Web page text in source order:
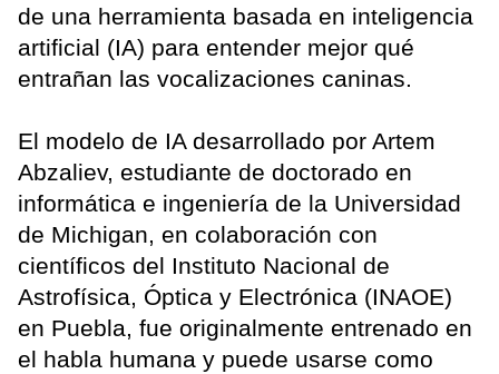
de una herramienta basada en inteligencia
artificial (IA) para entender mejor qué
entrañan las vocalizaciones caninas.
El modelo de IA desarrollado por Artem
Abzaliev, estudiante de doctorado en
informática e ingeniería de la Universidad
de Michigan, en colaboración con
científicos del Instituto Nacional de
Astrofísica, Óptica y Electrónica (INAOE)
en Puebla, fue originalmente entrenado en
el habla humana y puede usarse como